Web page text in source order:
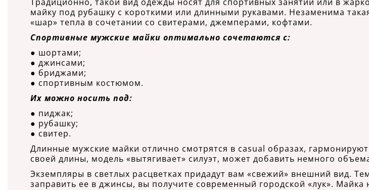
майку под рубашку с короткими или длинными рукавами. Незаменима
«шар» тепла в сочетании со свитерами, джемперами, кофтами.
Спортивные мужские майки оптимально сочетаются с:
● шортами;
● джинсами;
● бриджами;
● спортивным костюмом.
Их можно носить под:
● пиджак;
● рубашку;
● свитер.
Длинные мужские майки отлично смотрятся в casual образах,
своей длины, модель «вытягивает» силуэт, может добавить немного
Экземпляры в светлых расцветках придадут вам «свежий» внешний вид.
заправить ее в джинсы, вы получите современный городской «лук».